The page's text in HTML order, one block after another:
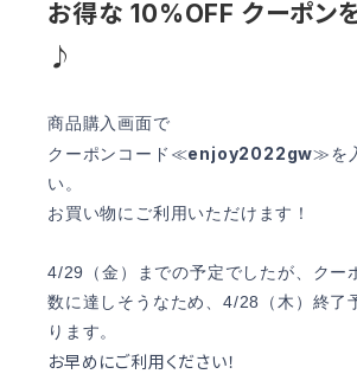
お得な 10%OFF クーポン
♪
商品購入画面で
クーポンコード≪enjoy2022gw≫を
い。
お買い物にご利用いただけます！
4/29（金）までの予定でしたが、クー
数に達しそうなため、4/28（木）終了
ります。
お早めにご利用ください！